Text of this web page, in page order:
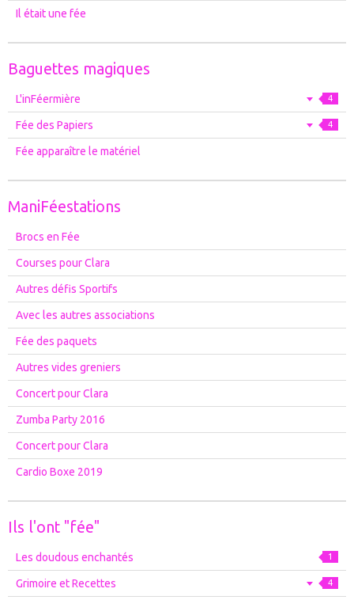
Il était une fée
Baguettes magiques
L'inFéermière 4
Fée des Papiers 4
Fée apparaître le matériel
ManiFéestations
Brocs en Fée
Courses pour Clara
Autres défis Sportifs
Avec les autres associations
Fée des paquets
Autres vides greniers
Concert pour Clara
Zumba Party 2016
Concert pour Clara
Cardio Boxe 2019
Ils l'ont "fée"
Les doudous enchantés 1
Grimoire et Recettes 4